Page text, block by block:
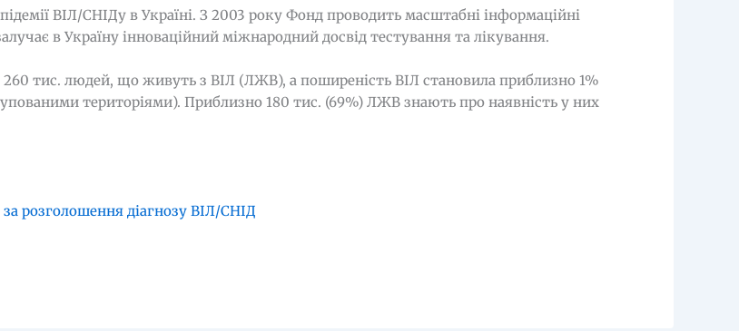
ВІЛ/СНІДу в Україні. З 2003 року Фонд проводить масштабні інформаційні
в Україну інноваційний міжнародний досвід тестування та лікування.
260 тис. людей, що живуть з ВІЛ (ЛЖВ), а поширеність ВІЛ становила приблизно 1%
територіями). Приблизно 180 тис. (69%) ЛЖВ знають про наявність у них
розголошення діагнозу ВІЛ/СНІД